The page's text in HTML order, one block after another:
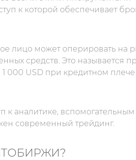
к которой обеспечивает
лицо может оперировать на
средств. Это называется
000 USD при кредитном
к аналитике,
современный трейдинг.